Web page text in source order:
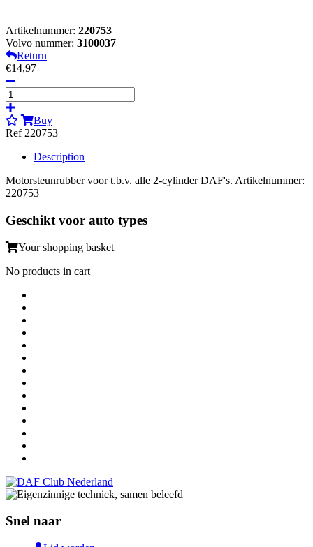
Artikelnummer: 220753
Volvo nummer: 3100037
Return
€14,97
Buy
Ref 220753
Description
Motorsteunrubber voor t.b.v. alle 2-cylinder DAF's. Artikelnummer:
220753
Geschikt voor auto types
Your shopping basket
No products in cart
Snel naar